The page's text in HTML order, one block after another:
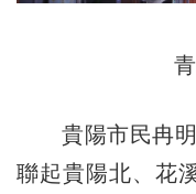
青
貴陽市民冉明
聯起貴陽北、花